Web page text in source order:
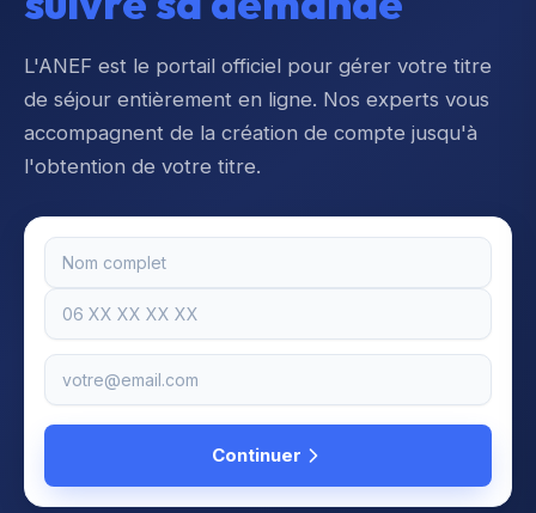
L'ANEF est le portail officiel pour gérer votre titre
de séjour entièrement en ligne. Nos experts vous
accompagnent de la création de compte jusqu'à
l'obtention de votre titre.
Continuer